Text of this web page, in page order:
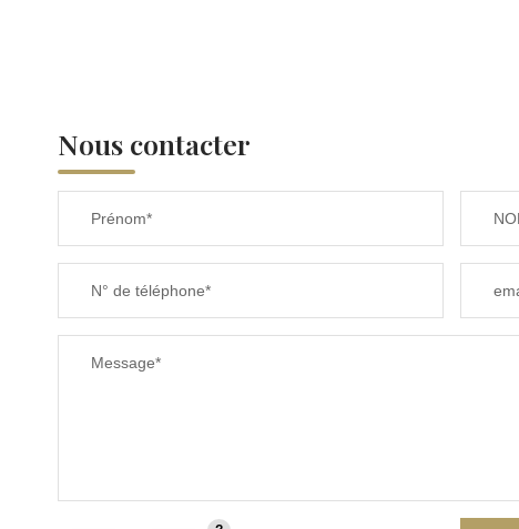
Nous contacter
Prénom*
N° de téléphone*
Message*